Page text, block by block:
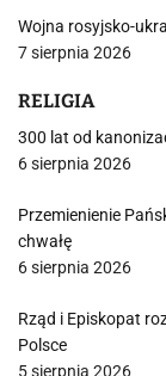
Wojna rosyjsko-
7 sierpnia 2026
RELIGIA
300 lat od
6 sierpnia 2026
Przemienienie
chwałę
6 sierpnia 2026
Rząd i Episkopat
Polsce
5 sierpnia 2026